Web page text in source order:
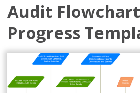
Audit Flowchart
Progress